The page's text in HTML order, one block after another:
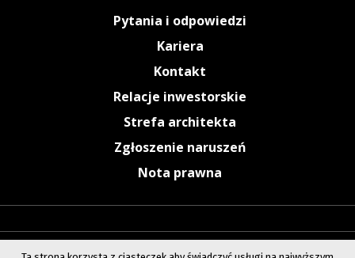
Pytania i odpowiedzi
Kariera
Kontakt
Relacje inwestorskie
Strefa architekta
Zgłoszenie naruszeń
Nota prawna